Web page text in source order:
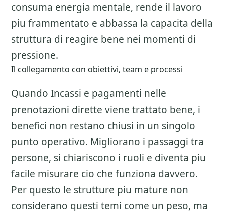
consuma energia mentale, rende il lavoro
piu frammentato e abbassa la capacita della
struttura di reagire bene nei momenti di
pressione.
Il collegamento con obiettivi, team e processi
Quando Incassi e pagamenti nelle
prenotazioni dirette viene trattato bene, i
benefici non restano chiusi in un singolo
punto operativo. Migliorano i passaggi tra
persone, si chiariscono i ruoli e diventa piu
facile misurare cio che funziona davvero.
Per questo le strutture piu mature non
considerano questi temi come un peso, ma